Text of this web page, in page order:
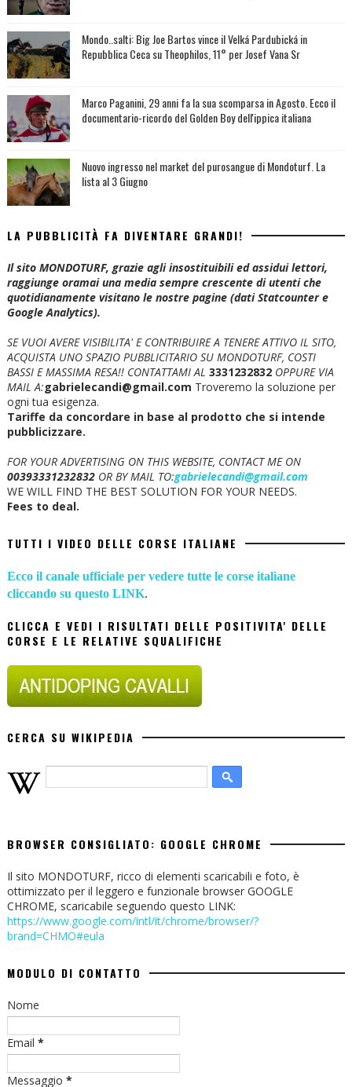
Mondo..salti: Big Joe Bartos vince il Velká Pardubická in
Repubblica Ceca su Theophilos, 11° per Josef Vana Sr
Marco Paganini, 29 anni fa la sua scomparsa in Agosto. Ecco il
documentario-ricordo del Golden Boy dell'ippica italiana
Nuovo ingresso nel market del purosangue di Mondoturf. La
lista al 3 Giugno
LA PUBBLICITÀ FA DIVENTARE GRANDI!
Il sito MONDOTURF, grazie agli insostituibili ed assidui lettori,
raggiunge oramai una media sempre crescente di utenti che
quotidianamente visitano le nostre pagine (dati Statcounter e
Google Analytics).
SE VUOI AVERE VISIBILITA' E CONTRIBUIRE A TENERE ATTIVO IL SITO,
ACQUISTA UNO SPAZIO PUBBLICITARIO SU MONDOTURF, COSTI
BASSI E MASSIMA RESA!! CONTATTAMI AL 3331232832 OPPURE VIA
MAIL A:gabrielecandi@gmail.com Troveremo la soluzione per
ogni tua esigenza.
Tariffe da concordare in base al prodotto che si intende
pubblicizzare.
FOR YOUR ADVERTISING ON THIS WEBSITE, CONTACT ME ON
00393331232832OR BY MAIL TO:gabrielecandi@gmail.com
WE WILL FIND THE BEST SOLUTION FOR YOUR NEEDS.
Fees to deal.
TUTTI I VIDEO DELLE CORSE ITALIANE
Ecco il canale ufficiale per vedere tutte le corse italiane
cliccando su questo LINK.
CLICCA E VEDI I RISULTATI DELLE POSITIVITA' DELLE
CORSE E LE RELATIVE SQUALIFICHE
CERCA SU WIKIPEDIA
BROWSER CONSIGLIATO: GOOGLE CHROME
Il sito MONDOTURF, ricco di elementi scaricabili e foto, è
ottimizzato per il leggero e funzionale browser GOOGLE
CHROME, scaricabile seguendo questo LINK:
https://www.google.com/intl/it/chrome/browser/?
brand=CHMO#eula
MODULO DI CONTATTO
Nome
Email *
Messaggio *